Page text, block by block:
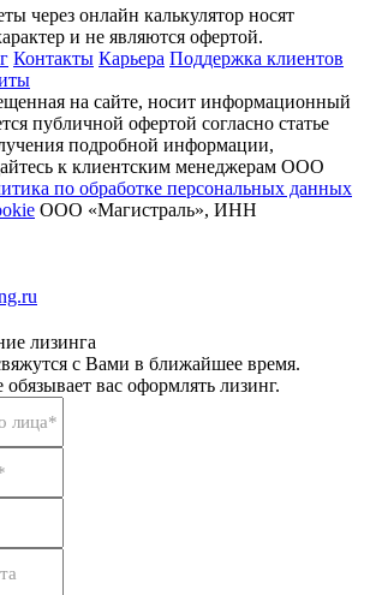
через онлайн калькулятор носят
и не являются офертой.
Контакты Карьера Поддержка клиентов
на сайте, носит информационный
публичной офертой согласно статье
подробной информации,
к клиентским менеджерам ООО
по обработке персональных данных
ООО «Магистраль», ИНН
лизинга
с Вами в ближайшее время.
вас оформлять лизинг.
лица*